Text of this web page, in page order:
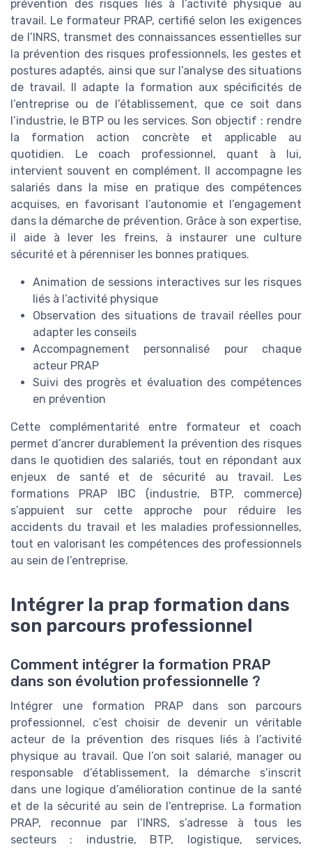
prévention des risques liés à l’activité physique au
travail. Le formateur PRAP, certifié selon les exigences
de l’INRS, transmet des connaissances essentielles sur
la prévention des risques professionnels, les gestes et
postures adaptés, ainsi que sur l’analyse des situations
de travail. Il adapte la formation aux spécificités de
l’entreprise ou de l’établissement, que ce soit dans
l’industrie, le BTP ou les services. Son objectif : rendre
la formation action concrète et applicable au
quotidien. Le coach professionnel, quant à lui,
intervient souvent en complément. Il accompagne les
salariés dans la mise en pratique des compétences
acquises, en favorisant l’autonomie et l’engagement
dans la démarche de prévention. Grâce à son expertise,
il aide à lever les freins, à instaurer une culture
sécurité et à pérenniser les bonnes pratiques.
Animation de sessions interactives sur les risques
liés à l’activité physique
Observation des situations de travail réelles pour
adapter les conseils
Accompagnement personnalisé pour chaque
acteur PRAP
Suivi des progrès et évaluation des compétences
en prévention
Cette complémentarité entre formateur et coach
permet d’ancrer durablement la prévention des risques
dans le quotidien des salariés, tout en répondant aux
enjeux de santé et de sécurité au travail. Les
formations PRAP IBC (industrie, BTP, commerce)
s’appuient sur cette approche pour réduire les
accidents du travail et les maladies professionnelles,
tout en valorisant les compétences des professionnels
au sein de l’entreprise.
Intégrer la prap formation dans
son parcours professionnel
Comment intégrer la formation PRAP
dans son évolution professionnelle ?
Intégrer une formation PRAP dans son parcours
professionnel, c’est choisir de devenir un véritable
acteur de la prévention des risques liés à l’activité
physique au travail. Que l’on soit salarié, manager ou
responsable d’établissement, la démarche s’inscrit
dans une logique d’amélioration continue de la santé
et de la sécurité au sein de l’entreprise. La formation
PRAP, reconnue par l’INRS, s’adresse à tous les
secteurs : industrie, BTP, logistique, services,